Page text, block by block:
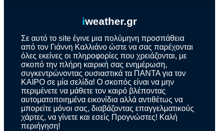
iweather.gr
Σε αυτό το site έγινε μια πολύμηνη προσπάθεια
από τον Γιάννη Καλλιάνο ώστε να σας παρέχονται
όλες εκείνες οι πληροφορίες που χρειάζονται, με
σκοπό την πλήρη καιρική σας ενημέρωση,
συγκεντρώνοντας ουσιαστικά τα ΠΑΝΤΑ για τον
ΚΑΙΡΟ σε μία σελίδα! Ο σκοπός είναι να μην
περιμένετε να μάθετε τον καιρό βλέποντας
αυτοματοποιημένα εικονίδια αλλά αντιθέτως να
μπορείτε μόνοι σας, διαβάζοντας επαγγελματικούς
χάρτες, να γίνετε και εσείς Προγνώστες! Καλή
περιήγηση!